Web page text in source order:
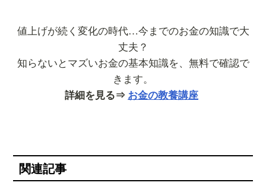
値上げが続く変化の時代…今までのお金の知識で大
丈夫？
知らないとマズいお金の基本知識を、無料で確認で
きます。
詳細を見る⇒ お金の教養講座
関連記事